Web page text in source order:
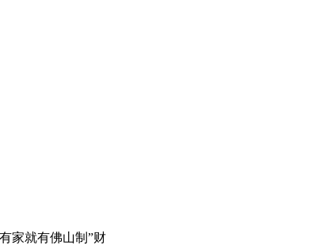
家就有佛山制”财